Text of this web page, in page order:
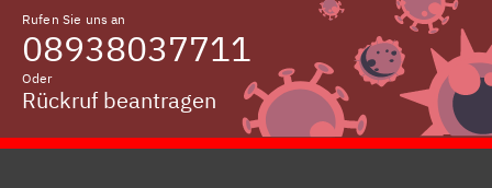
Rufen Sie uns an
08938037711
Oder
Rückruf beantragen